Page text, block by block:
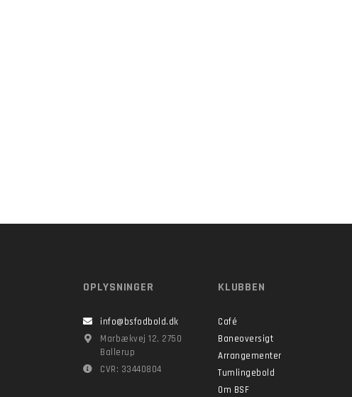
OPLYSNINGER
info@bsfodbold.dk
Marbækvej 12, 2750
Ballerup
CVR: 33440804
KLUBBEN
Café
Baneoversigt
Arrangementer
Tumlingebold
Om BSF